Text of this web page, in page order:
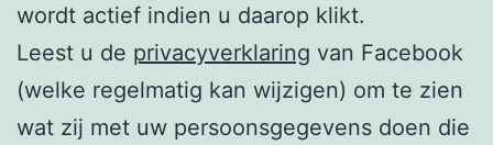
wordt actief indien u daarop klikt.
Leest u de privacyverklaring van Facebook
(welke regelmatig kan wijzigen) om te zien
wat zij met uw persoonsgegevens doen die